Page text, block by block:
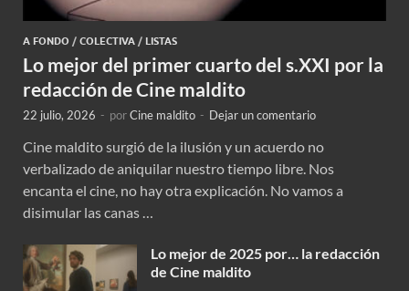
A FONDO / COLECTIVA / LISTAS
Lo mejor del primer cuarto del s.XXI por la
redacción de Cine maldito
22 julio, 2026 - porCine maldito - Dejar un comentario
Cine maldito surgió de la ilusión y un acuerdo no
verbalizado de aniquilar nuestro tiempo libre. Nos
encanta el cine, no hay otra explicación. No vamos a
disimular las canas …
Lo mejor de 2025 por… la redacción
de Cine maldito